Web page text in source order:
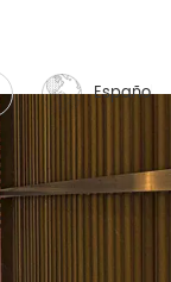
Español
English